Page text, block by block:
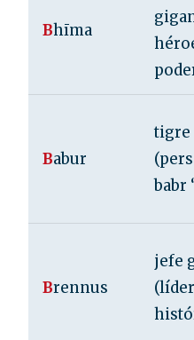
Bhīma
Babur
tigre
babr
Brennus
jefe